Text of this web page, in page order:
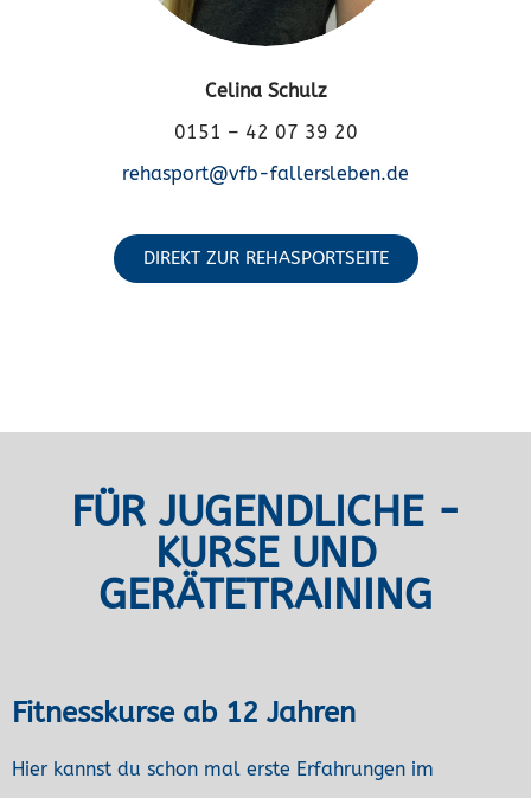
Celina Schulz
0151 – 42 07 39 20
rehasport@vfb-fallersleben.de
DIREKT ZUR REHASPORTSEITE
FÜR JUGENDLICHE -
KURSE UND
GERÄTETRAINING
Fitnesskurse ab 12 Jahren
Hier kannst du schon mal erste Erfahrungen im